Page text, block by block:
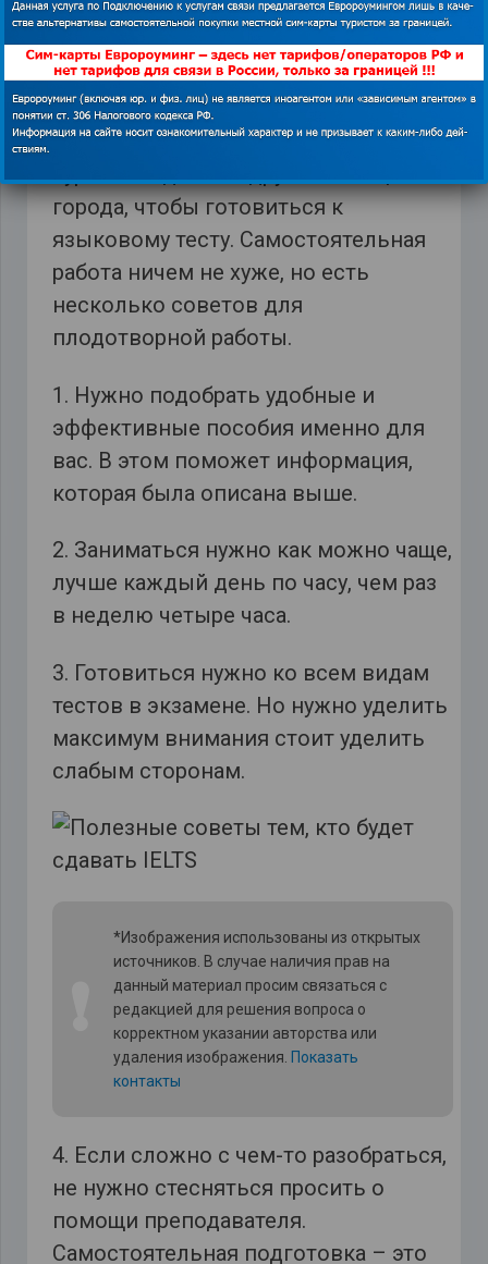
Полезные советы тем, кто будет
сдавать IELTS
Совсем необязательно платить за
курсы и ездить на другой конец
города, чтобы готовиться к
языковому тесту. Самостоятельная
работа ничем не хуже, но есть
несколько советов для
плодотворной работы.
1. Нужно подобрать удобные и
эффективные пособия именно для
вас. В этом поможет информация,
которая была описана выше.
2. Заниматься нужно как можно чаще,
лучше каждый день по часу, чем раз
в неделю четыре часа.
3. Готовиться нужно ко всем видам
тестов в экзамене. Но нужно уделить
максимум внимания стоит уделить
слабым сторонам.
*Изображения использованы из открытых
источников. В случае наличия прав на
данный материал просим связаться с
редакцией для решения вопроса о
корректном указании авторства или
удаления изображения. Показать
контакты
4. Если сложно с чем-то разобраться,
не нужно стесняться просить о
помощи преподавателя.
Самостоятельная подготовка – это